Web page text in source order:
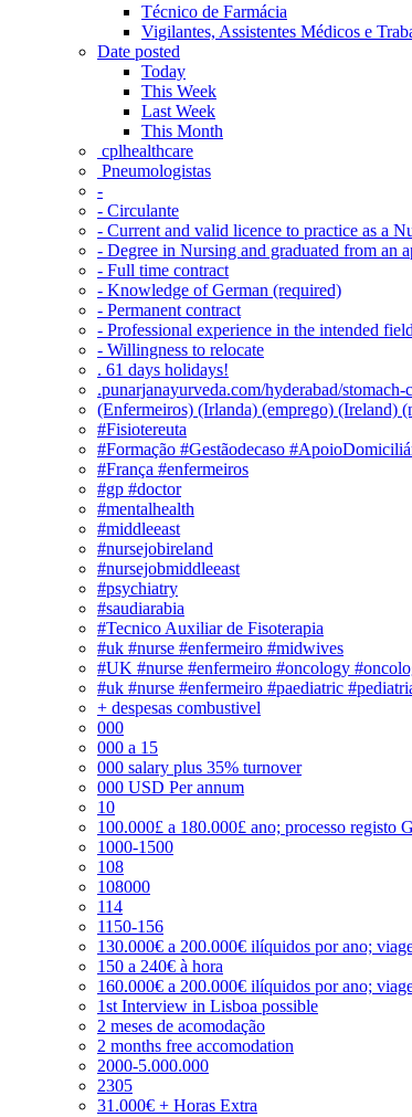
Técnico de Farmácia
Vigilantes, Assistentes Médicos e
Date posted
Today
This Week
Last Week
This Month
‎ cplhealthcare‬
Pneumologistas
-
- Circulante
- Current and valid licence to practice as a
- Degree in Nursing and graduated from an
- Full time contract
- Knowledge of German (required)
- Permanent contract
- Professional experience in the intended
- Willingness to relocate
. 61 days holidays!
.punarjanayurveda.com/hyderabad/
(Enfermeiros) (Irlanda) (emprego) (Ireland)
#Fisiotereuta
#Formação #Gestãodecaso
#França #enfermeiros
#gp #doctor
#mentalhealth
#middleeast
#nursejobireland
#nursejobmiddleeast
#psychiatry
#saudiarabia
#Tecnico Auxiliar de Fisoterapia
#uk #nurse #enfermeiro #midwives
#UK #nurse #enfermeiro #oncology
#uk #nurse #enfermeiro #paediatric
+ despesas combustivel
000
000 a 15
000 salary plus 35% turnover
000 USD Per annum
10
100.000£ a 180.000£ ano; processo registo
1000-1500
108
108000
114
1150-156
130.000€ a 200.000€ ilíquidos por ano;
150 a 240€ à hora
160.000€ a 200.000€ ilíquidos por ano;
1st Interview in Lisboa possible
2 meses de acomodação
2 months free accomodation
2000-5.000.000
2305
31.000€ + Horas Extra